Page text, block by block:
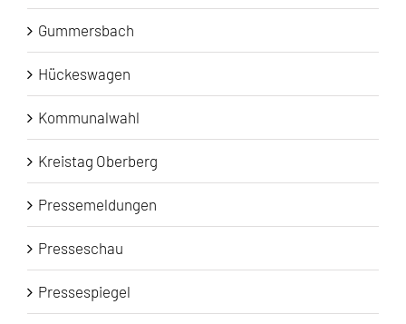
Gummersbach
Hückeswagen
Kommunalwahl
Kreistag Oberberg
Pressemeldungen
Presseschau
Pressespiegel